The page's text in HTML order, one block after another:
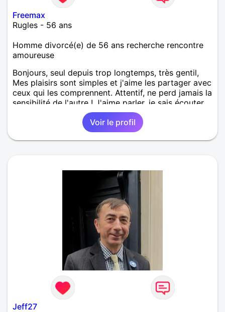
Freemax
Rugles - 56 ans
Homme divorcé(e) de 56 ans recherche rencontre
amoureuse
Bonjours, seul depuis trop longtemps, très gentil,
Mes plaisirs sont simples et j'aime les partager avec
ceux qui les comprennent. Attentif, ne perd jamais la
sensibilité de l'autre ! J'aime parler, je sais écouter.
C'est un grand plaisir pour moi de rendre ma femme
heureuse, en tout cas de faire ce que je peut ! Je
suis une très bonne occasion ! 300 000 kms au
compteur très fiable.
Voir le profil
Jeff27